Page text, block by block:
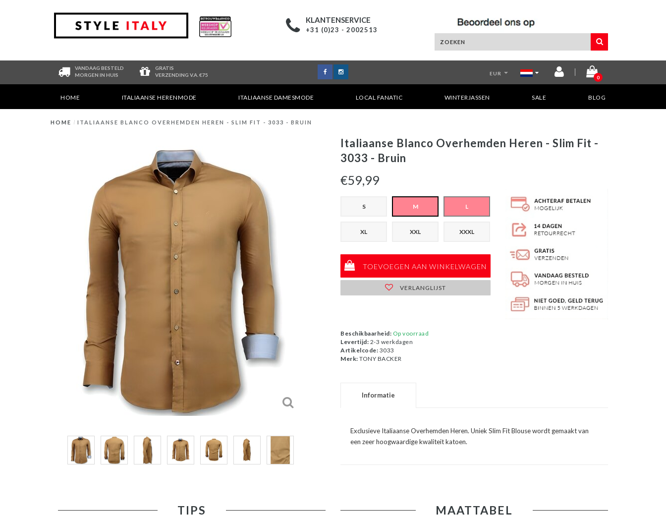
KLANTENSERVICE
+31 (0)23 - 2002513
VANDAAG BESTELD
MORGEN IN HUIS
GRATIS
VERZENDING V.A. €75
EUR
0
HOME ITALIAANSE HERENMODE ITALIAANSE DAMESMODE LOCAL FANATIC WINTERJASSEN SALE BLOG
HOME / ITALIAANSE BLANCO OVERHEMDEN HEREN - SLIM FIT - 3033 - BRUIN
Italiaanse Blanco Overhemden Heren - Slim Fit -
3033 - Bruin
€59,99
S M L
XL XXL XXXL
TOEVOEGEN AAN WINKELWAGEN
VERLANGLIJST
Beschikbaarheid: Op voorraad
Levertijd: 2-3 werkdagen
Artikelcode: 3033
Merk: TONY BACKER
Informatie
Exclusieve Italiaanse Overhemden Heren. Uniek Slim Fit Blouse wordt gemaakt van
een zeer hoogwaardige kwaliteit katoen.
TIPS MAATTABEL